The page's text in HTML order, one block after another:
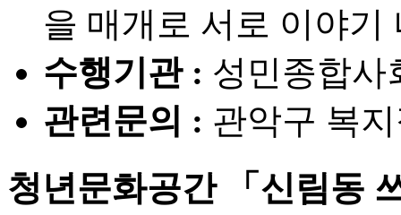
을 매개로 서로 이야기
수행기관 : 성민종합사
관련문의 : 관악구 복
청년문화공간 「신림동